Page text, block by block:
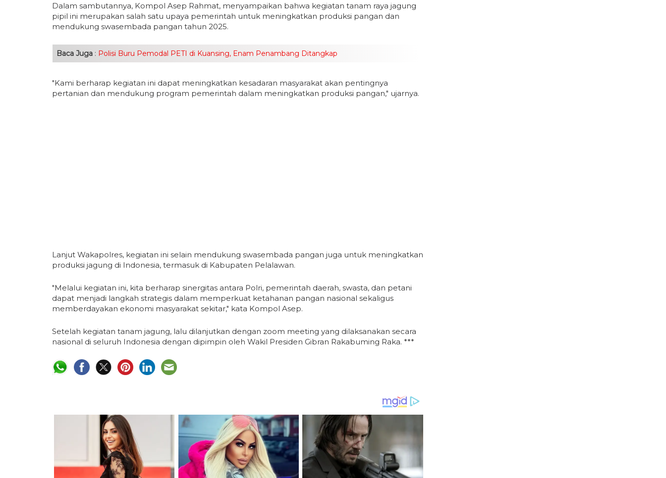
Dalam sambutannya, Kompol Asep Rahmat, menyampaikan bahwa kegiatan tanam raya jagung
pipil ini merupakan salah satu upaya pemerintah untuk meningkatkan produksi pangan dan
mendukung swasembada pangan tahun 2025.
Baca Juga : Polisi Buru Pemodal PETI di Kuansing, Enam Penambang Ditangkap
"Kami berharap kegiatan ini dapat meningkatkan kesadaran masyarakat akan pentingnya
pertanian dan mendukung program pemerintah dalam meningkatkan produksi pangan," ujarnya.
Lanjut Wakapolres, kegiatan ini selain mendukung swasembada pangan juga untuk meningkatkan
produksi jagung di Indonesia, termasuk di Kabupaten Pelalawan.
"Melalui kegiatan ini, kita berharap sinergitas antara Polri, pemerintah daerah, swasta, dan petani
dapat menjadi langkah strategis dalam memperkuat ketahanan pangan nasional sekaligus
memberdayakan ekonomi masyarakat sekitar," kata Kompol Asep.
Setelah kegiatan tanam jagung, lalu dilanjutkan dengan zoom meeting yang dilaksanakan secara
nasional di seluruh Indonesia dengan dipimpin oleh Wakil Presiden Gibran Rakabuming Raka. ***